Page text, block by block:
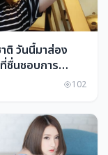
ติ วันนี้มาส่อง
ชื่นชอบการ
เปิดหมวกหาเงิน102